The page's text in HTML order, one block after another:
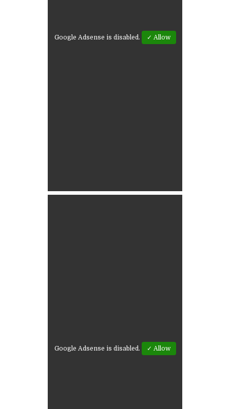
Google Adsense is disabled. ✓ Allow
Google Adsense is disabled. ✓ Allow